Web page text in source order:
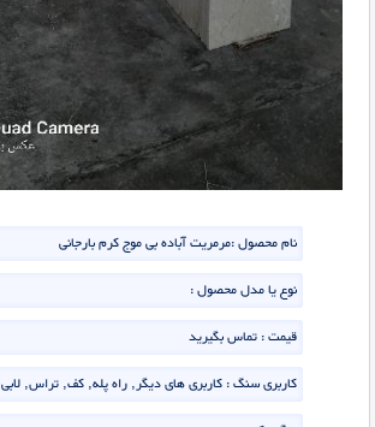
نام محصول :مرمریت آباده بی موج کرم بارجانی
نوع یا مدل محصول :
قیمت :تماس بگیرید
کاربری سنگ : کاربری های دیگر, راه پله, کف, تراس, لابی